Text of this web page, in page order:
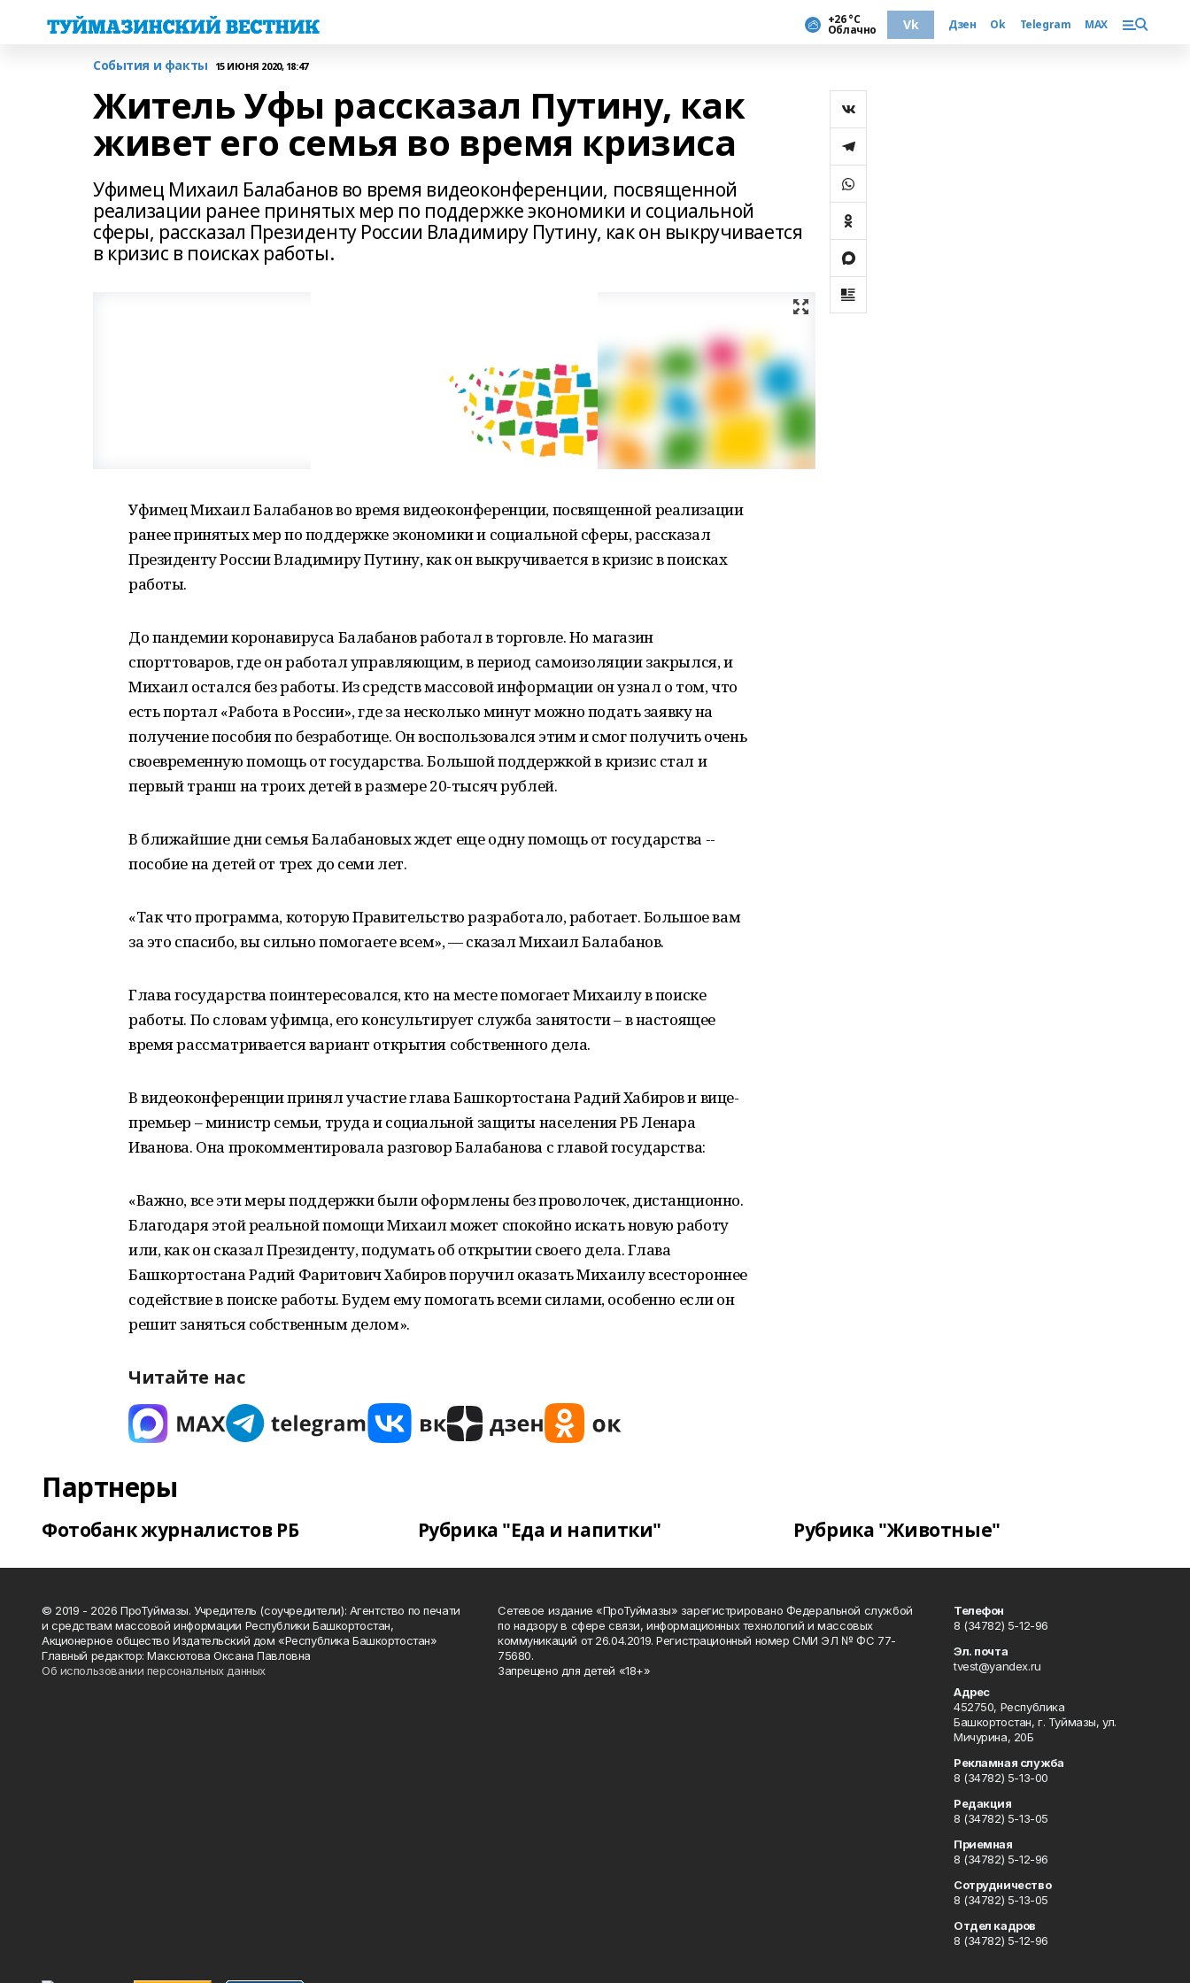
+26 °С
Облачно Vk Дзен Ok Telegram MAX
События и факты 15 ИЮНЯ 2020, 18:47
Житель Уфы рассказал Путину, как
живет его семья во время кризиса
Уфимец Михаил Балабанов во время видеоконференции, посвященной
реализации ранее принятых мер по поддержке экономики и социальной
сферы, рассказал Президенту России Владимиру Путину, как он выкручивается
в кризис в поисках работы.
Уфимец Михаил Балабанов во время видеоконференции, посвященной реализации
ранее принятых мер по поддержке экономики и социальной сферы, рассказал
Президенту России Владимиру Путину, как он выкручивается в кризис в поисках
работы.
До пандемии коронавируса Балабанов работал в торговле. Но магазин
спорттоваров, где он работал управляющим, в период самоизоляции закрылся, и
Михаил остался без работы. Из средств массовой информации он узнал о том, что
есть портал «Работа в России», где за несколько минут можно подать заявку на
получение пособия по безработице. Он воспользовался этим и смог получить очень
своевременную помощь от государства. Большой поддержкой в кризис стал и
первый транш на троих детей в размере 20-тысяч рублей.
В ближайшие дни семья Балабановых ждет еще одну помощь от государства --
пособие на детей от трех до семи лет.
«Так что программа, которую Правительство разработало, работает. Большое вам
за это спасибо, вы сильно помогаете всем», — сказал Михаил Балабанов.
Глава государства поинтересовался, кто на месте помогает Михаилу в поиске
работы. По словам уфимца, его консультирует служба занятости – в настоящее
время рассматривается вариант открытия собственного дела.
В видеоконференции принял участие глава Башкортостана Радий Хабиров и вице-
премьер – министр семьи, труда и социальной защиты населения РБ Ленара
Иванова. Она прокомментировала разговор Балабанова с главой государства:
«Важно, все эти меры поддержки были оформлены без проволочек, дистанционно.
Благодаря этой реальной помощи Михаил может спокойно искать новую работу
или, как он сказал Президенту, подумать об открытии своего дела. Глава
Башкортостана Радий Фаритович Хабиров поручил оказать Михаилу всестороннее
содействие в поиске работы. Будем ему помогать всеми силами, особенно если он
решит заняться собственным делом».
Читайте нас
Партнеры
Фотобанк журналистов РБ Рубрика "Еда и напитки" Рубрика "Животные"
© 2019 - 2026 ПроТуймазы. Учредитель (соучредители): Агентство по печати
и средствам массовой информации Республики Башкортостан,
Акционерное общество Издательский дом «Республика Башкортостан»
Главный редактор: Максютова Оксана Павловна
Об использовании персональных данных
Сетевое издание «ПроТуймазы» зарегистрировано Федеральной службой
по надзору в сфере связи, информационных технологий и массовых
коммуникаций от 26.04.2019. Регистрационный номер СМИ ЭЛ № ФС 77-
75680.
Запрещено для детей «18+»
Телефон
8 (34782) 5-12-96
Эл. почта
tvest@yandex.ru
Адрес
452750, Республика
Башкортостан, г. Туймазы, ул.
Мичурина, 20Б
Рекламная служба
8 (34782) 5-13-00
Редакция
8 (34782) 5-13-05
Приемная
8 (34782) 5-12-96
Сотрудничество
8 (34782) 5-13-05
Отдел кадров
8 (34782) 5-12-96